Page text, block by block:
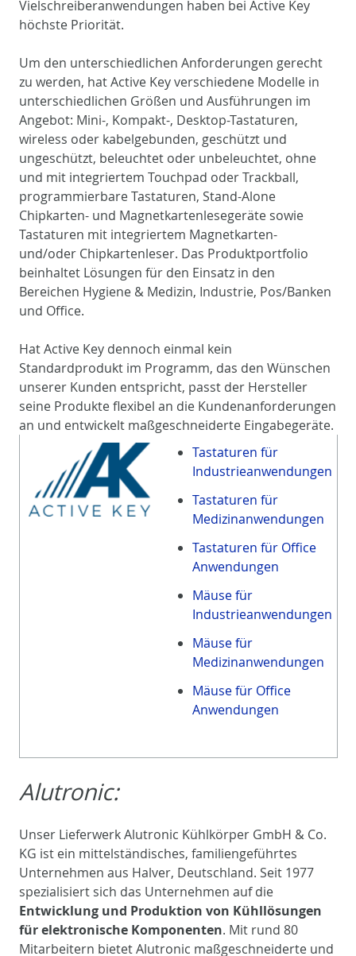
Vielschreiberanwendungen haben bei Active Key
höchste Priorität.
Um den unterschiedlichen Anforderungen gerecht
zu werden, hat Active Key verschiedene Modelle in
unterschiedlichen Größen und Ausführungen im
Angebot: Mini-, Kompakt-, Desktop-Tastaturen,
wireless oder kabelgebunden, geschützt und
ungeschützt, beleuchtet oder unbeleuchtet, ohne
und mit integriertem Touchpad oder Trackball,
programmierbare Tastaturen, Stand-Alone
Chipkarten- und Magnetkartenlesegeräte sowie
Tastaturen mit integriertem Magnetkarten-
und/oder Chipkartenleser. Das Produktportfolio
beinhaltet Lösungen für den Einsatz in den
Bereichen Hygiene & Medizin, Industrie, Pos/Banken
und Office.
Hat Active Key dennoch einmal kein
Standardprodukt im Programm, das den Wünschen
unserer Kunden entspricht, passt der Hersteller
seine Produkte flexibel an die Kundenanforderungen
an und entwickelt maßgeschneiderte Eingabegeräte.
Tastaturen für
Industrieanwendungen
Tastaturen für
Medizinanwendungen
Tastaturen für Office
Anwendungen
Mäuse für
Industrieanwendungen
Mäuse für
Medizinanwendungen
Mäuse für Office
Anwendungen
Alutronic:
Unser Lieferwerk Alutronic Kühlkörper GmbH & Co.
KG ist ein mittelständisches, familiengeführtes
Unternehmen aus Halver, Deutschland. Seit 1977
spezialisiert sich das Unternehmen auf die
Entwicklung und Produktion von Kühllösungen
für elektronische Komponenten. Mit rund 80
Mitarbeitern bietet Alutronic maßgeschneiderte und